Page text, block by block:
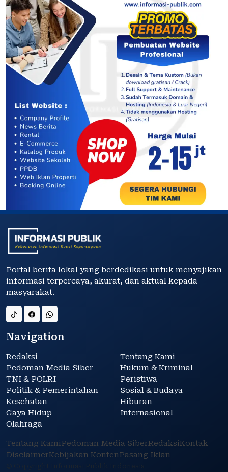
Portal berita lokal yang berdedikasi untuk menyajikan
informasi terpercaya, akurat, dan aktual kepada
masyarakat.
Navigation
Redaksi
Tentang Kami
Pedoman Media Siber
Hukum & Kriminal
TNI & POLRI
Peristiwa
Politik & Pemerintahan
Sosial & Budaya
Kesehatan
Hiburan
Gaya Hidup
Internasional
Olahraga
Tentang KamiPedoman Media SiberRedaksiKontak
DisclaimerKebijakan KontenPasang Iklan